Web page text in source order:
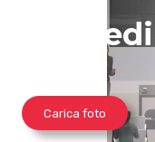
Carica foto